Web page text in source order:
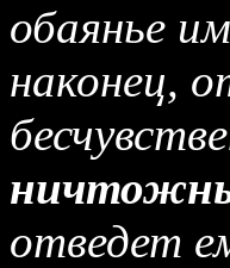
обаянье
наконец,
отведет